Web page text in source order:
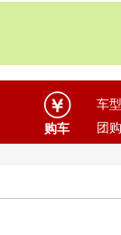
购车
车型
团购